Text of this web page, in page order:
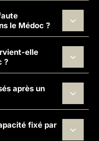
le Médoc ?
elle
?
après un
fixé par